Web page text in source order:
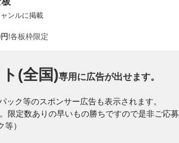
ンルに掲載
!各板枠限定
(全国)専用に広告が出せます。
ク等のスポンサー広告も表示されます。
限定数ありの早いもの勝ちですので是非ご応募
）